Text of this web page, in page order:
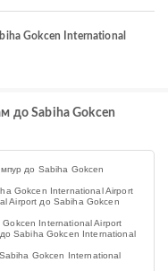
Gokcen International
до Sabiha Gokcen
до Sabiha Gokcen
Gokcen International Airport
Airport до Sabiha Gokcen
International Airport
Sabiha Gokcen International
Gokcen International